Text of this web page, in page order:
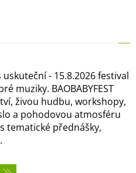
uskuteční - 15.8.2026 festival
muziky. BAOBABYFEST
živou hudbu, workshopy,
a pohodovou atmosféru
tematické přednášky,